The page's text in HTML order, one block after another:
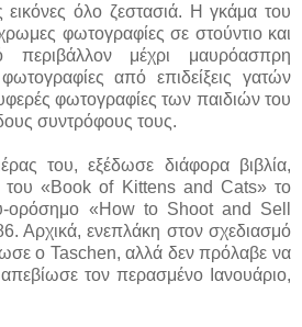
όλο ζεστασιά. Η γκάμα του
φωτογραφίες σε στούντιο και
περιβάλλον μέχρι μαυρόασπρη
από επιδείξεις γατών
φωτογραφίες των παιδιών του
συντρόφους τους.
του, εξέδωσε διάφορα βιβλία,
του «Book of Kittens and Cats» το
ορόσημο «How to Shoot and Sell
Αρχικά, ενεπλάκη στον σχεδιασμό
ο Taschen, αλλά δεν πρόλαβε να
τον περασμένο Ιανουάριο,